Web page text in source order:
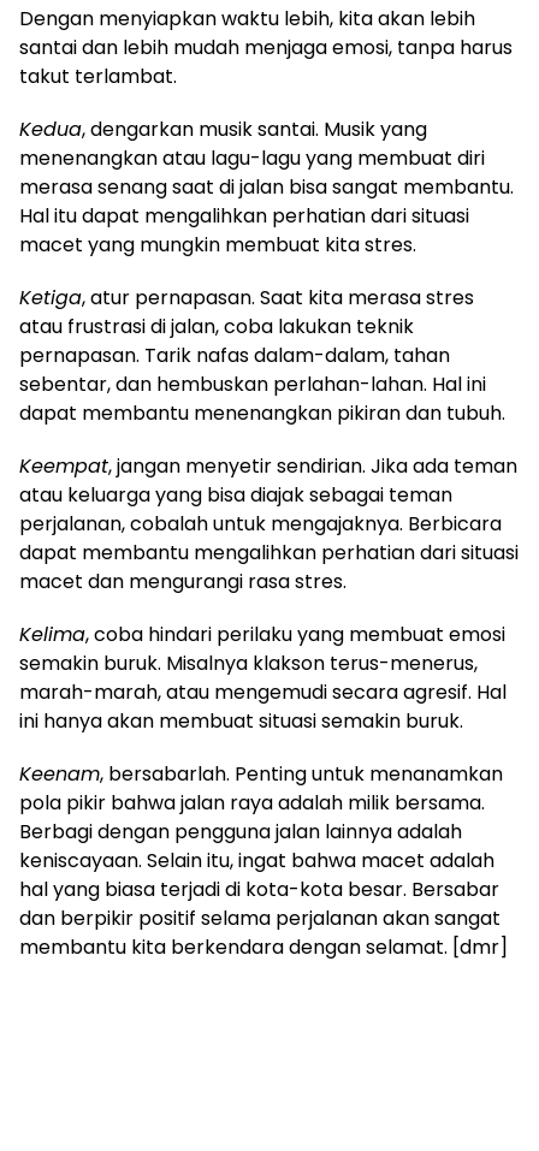
Dengan menyiapkan waktu lebih, kita akan lebih
santai dan lebih mudah menjaga emosi, tanpa harus
takut terlambat.
Kedua, dengarkan musik santai. Musik yang
menenangkan atau lagu-lagu yang membuat diri
merasa senang saat di jalan bisa sangat membantu.
Hal itu dapat mengalihkan perhatian dari situasi
macet yang mungkin membuat kita stres.
Ketiga, atur pernapasan. Saat kita merasa stres
atau frustrasi di jalan, coba lakukan teknik
pernapasan. Tarik nafas dalam-dalam, tahan
sebentar, dan hembuskan perlahan-lahan. Hal ini
dapat membantu menenangkan pikiran dan tubuh.
Keempat, jangan menyetir sendirian. Jika ada teman
atau keluarga yang bisa diajak sebagai teman
perjalanan, cobalah untuk mengajaknya. Berbicara
dapat membantu mengalihkan perhatian dari situasi
macet dan mengurangi rasa stres.
Kelima, coba hindari perilaku yang membuat emosi
semakin buruk. Misalnya klakson terus-menerus,
marah-marah, atau mengemudi secara agresif. Hal
ini hanya akan membuat situasi semakin buruk.
Keenam, bersabarlah. Penting untuk menanamkan
pola pikir bahwa jalan raya adalah milik bersama.
Berbagi dengan pengguna jalan lainnya adalah
keniscayaan. Selain itu, ingat bahwa macet adalah
hal yang biasa terjadi di kota-kota besar. Bersabar
dan berpikir positif selama perjalanan akan sangat
membantu kita berkendara dengan selamat. [dmr]